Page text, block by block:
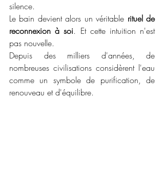
silence.
Le bain devient alors un véritable rituel de
reconnexion à soi. Et cette intuition n'est
pas nouvelle.
Depuis des milliers d'années, de
nombreuses civilisations considèrent l'eau
comme un symbole de purification, de
renouveau et d'équilibre.